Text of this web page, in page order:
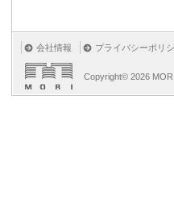
会社情報 プライバシーポリ
Copyright© 2026